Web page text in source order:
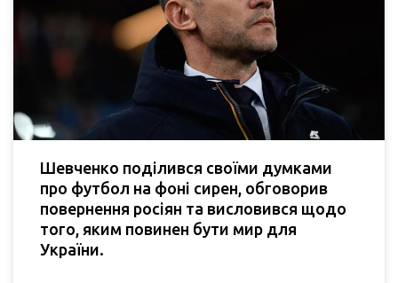
Шевченко поділився своїми думками
про футбол на фоні сирен, обговорив
повернення росіян та висловився щодо
того, яким повинен бути мир для
України.